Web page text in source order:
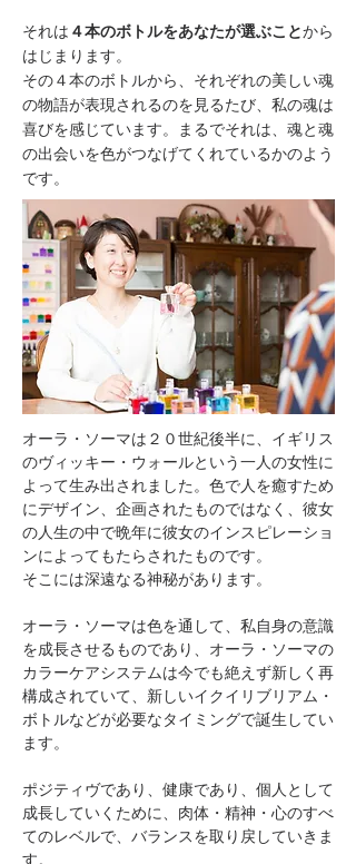
それは ４本のボトルをあなたが選ぶことから
はじまります。
その４本のボトルから、それぞれの美しい魂
の物語が表現されるのを見るたび、私の魂は
喜びを感じています。まるでそれは、魂と魂
の出会いを色がつなげてくれているかのよう
です。
オーラ・ソーマは２０世紀後半に、イギリス
のヴィッキー・ウォールという一人の女性に
よって生み出されました。色で人を癒すため
にデザイン、企画されたものではなく、彼女
の人生の中で晩年に彼女のインスピレーショ
ンによってもたらされたものです。
そこには深遠なる神秘があります。
オーラ・ソーマは色を通して、私自身の意識
を成長させるものであり、オーラ・ソーマの
カラーケアシステムは今でも絶えず新しく再
構成されていて、新しいイクイリブリアム・
ボトルなどが必要なタイミングで誕生してい
ます。
ポジティヴであり、健康であり、個人として
成長していくために、肉体・精神・心のすべ
てのレベルで、バランスを取り戻していきま
す。